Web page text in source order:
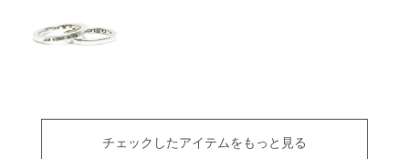
チェックしたアイテムをもっと見る